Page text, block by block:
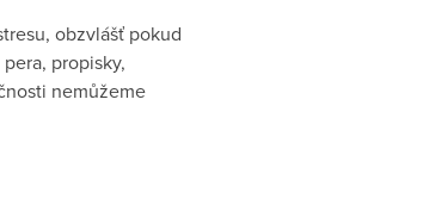
obzvlášť pokud
propisky,
nemůžeme